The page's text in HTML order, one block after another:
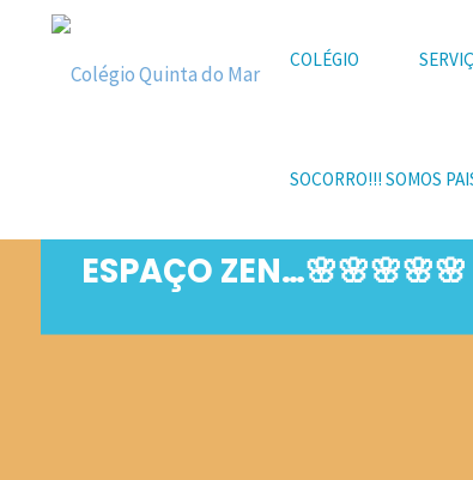
Quinta
COLÉGIO
SOCORRO!!! SOMOS
ESPAÇO ZEN…🌸🌸🌸🌸🌸